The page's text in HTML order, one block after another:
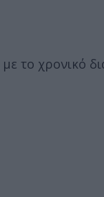
το χρονικό